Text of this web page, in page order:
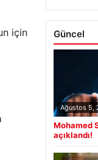
için
Güncel
Ağustos 5,
Mohamed
açıklandı!